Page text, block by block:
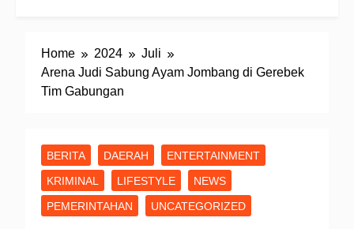
Home 2024
Juli
Arena Judi Sabung Ayam Jombang di Gerebek
Tim Gabungan
BERITA DAERAH
ENTERTAINMENT
KRIMINAL
LIFESTYLE
NEWS
PEMERINTAHAN
UNCATEGORIZED